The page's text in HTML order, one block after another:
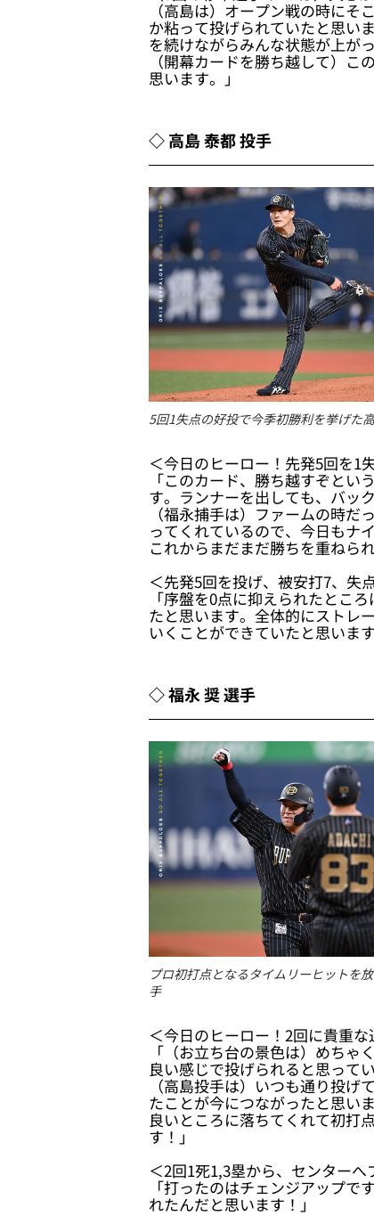
（高島は）オープン戦の時に
か粘って投げられていたと思い
を続けながらみんな状態が上が
（開幕カードを勝ち越して）
思います。」
◇ 高島 泰都 投手
5回1失点の好投で今季初勝利を挙げた
＜今日のヒーロー！先発5回を1
「このカード、勝ち越すぞと
す。ランナーを出しても、バッ
（福永捕手は）ファームの時
ってくれているので、今日もナ
これからまだまだ勝ちを重ねら
＜先発5回を投げ、被安打7、失
「序盤を0点に抑えられたとこ
たと思います。全体的にストレ
いくことができていたと思います
◇ 福永 奨 選手
プロ初打点となるタイムリーヒットを
手
＜今日のヒーロー！2回に貴重
「（お立ち台の景色は）めち
良い感じで投げられると思って
（高島投手は）いつも通り投
たことが今につながったと思い
良いところに落ちてくれて初打
す！」
＜2回1死1,3塁から、センター
「打ったのはチェンジアップ
れたんだと思います！」